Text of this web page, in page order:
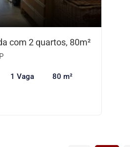
com 2 quartos, 80m²
1 Vaga 80 m²